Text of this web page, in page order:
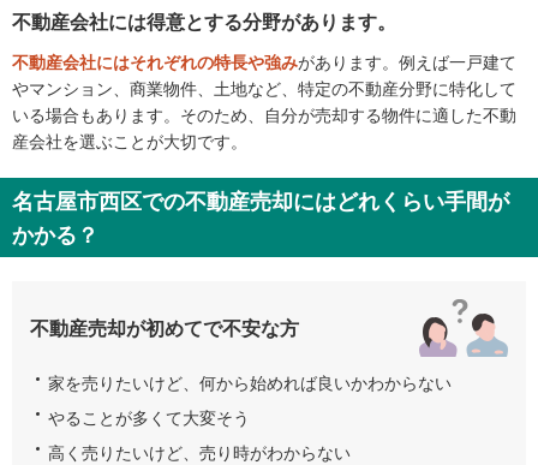
不動産会社には得意とする分野があります。
不動産会社にはそれぞれの特長や強みがあります。例えば一戸建て
やマンション、商業物件、土地など、特定の不動産分野に特化して
いる場合もあります。そのため、自分が売却する物件に適した不動
産会社を選ぶことが大切です。
名古屋市西区での不動産売却にはどれくらい手間が
かかる？
不動産売却が初めてで不安な方
家を売りたいけど、何から始めれば良いかわからない
やることが多くて大変そう
高く売りたいけど、売り時がわからない